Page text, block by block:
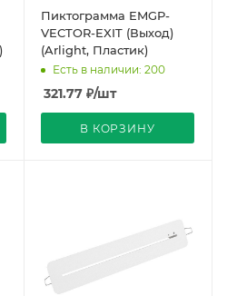
Пиктограмма EMGP-
VECTOR-EXIT (Выход)
(Arlight, Пластик)
Есть в наличии: 200
321.77₽/шт
В КОРЗИНУ